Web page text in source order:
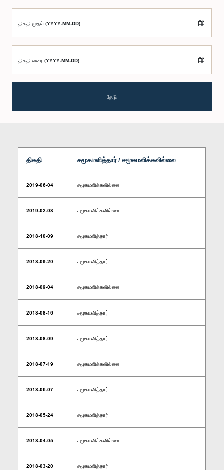
திகதி முதல் (YYYY-MM-DD)
திகதி வரை (YYYY-MM-DD)
தேடு
திகதி சமூகமளித்தார் / சமூகமளிக்கவில்லை
2019-06-04 சமூகமளிக்கவில்லை
2019-02-08 சமூகமளிக்கவில்லை
2018-10-09 சமூகமளித்தார்
2018-09-20 சமூகமளித்தார்
2018-09-04 சமூகமளிக்கவில்லை
2018-08-16 சமூகமளித்தார்
2018-08-09 சமூகமளித்தார்
2018-07-19 சமூகமளிக்கவில்லை
2018-06-07 சமூகமளித்தார்
2018-05-24 சமூகமளித்தார்
2018-04-05 சமூகமளிக்கவில்லை
2018-03-20 சமூகமளித்தார்